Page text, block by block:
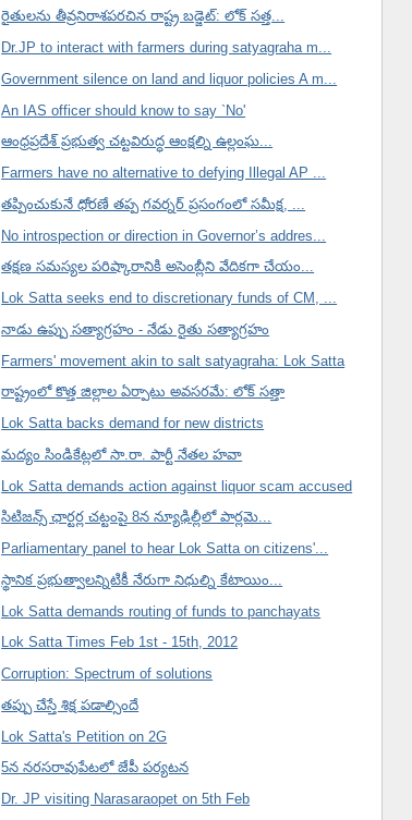
రైతులను తీవ్రనిరాశపరచిన రాష్ట్ర బడ్జెట్: లోక్ సత్త...
Dr.JP to interact with farmers during satyagraha m...
Government silence on land and liquor policies A m...
An IAS officer should know to say `No'
ఆంధ్రప్రదేశ్ ప్రభుత్వ చట్టవిరుద్ధ ఆంక్షల్ని ఉల్లంఘ...
Farmers have no alternative to defying Illegal AP ...
తప్పించుకునే ధోరణే తప్ప గవర్నర్ ప్రసంగంలో సమీక్ష, ...
No introspection or direction in Governor’s addres...
తక్షణ సమస్యల పరిష్కారానికి అసెంబ్లీని వేదికగా చేయం...
Lok Satta seeks end to discretionary funds of CM, ...
నాడు ఉప్పు సత్యాగ్రహం - నేడు రైతు సత్యాగ్రహం
Farmers' movement akin to salt satyagraha: Lok Satta
రాష్ట్రంలో కొత్త జిల్లాల ఏర్పాటు అవసరమే: లోక్ సత్తా
Lok Satta backs demand for new districts
మద్యం సిండికేట్లలో సా.రా. పార్టీ నేతల హవా
Lok Satta demands action against liquor scam accused
సిటిజన్స్ ఛార్టర్ల చట్టంపై 8న న్యూఢిల్లీలో పార్లమె...
Parliamentary panel to hear Lok Satta on citizens'...
స్థానిక ప్రభుత్వాలన్నిటికీ నేరుగా నిధుల్ని కేటాయిం...
Lok Satta demands routing of funds to panchayats
Lok Satta Times Feb 1st - 15th, 2012
Corruption: Spectrum of solutions
తప్పు చేస్తే శిక్ష పడాల్సిందే
Lok Satta's Petition on 2G
5న నరసరావుపేటలో జేపీ పర్యటన
Dr. JP visiting Narasaraopet on 5th Feb